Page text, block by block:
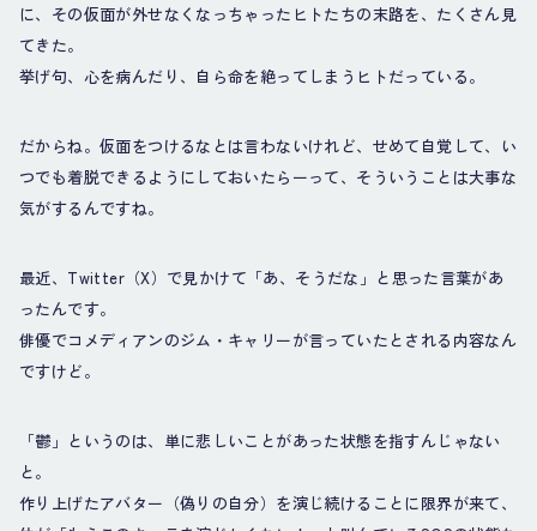
に、その仮面が外せなくなっちゃったヒトたちの末路を、たくさん見
てきた。
挙げ句、心を病んだり、自ら命を絶ってしまうヒトだっている。
だからね。仮面をつけるなとは言わないけれど、せめて自覚して、い
つでも着脱できるようにしておいたらーって、そういうことは大事な
気がするんですね。
最近、Twitter（X）で見かけて「あ、そうだな」と思った言葉があ
ったんです。
俳優でコメディアンのジム・キャリーが言っていたとされる内容なん
ですけど。
「鬱」というのは、単に悲しいことがあった状態を指すんじゃない
と。
作り上げたアバター（偽りの自分）を演じ続けることに限界が来て、